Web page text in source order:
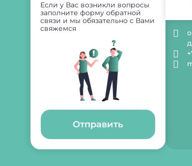
Если у Вас возникли вопросы
заполните форму обратной
связи и мы обязательно с Вами
свяжемся
Отправить